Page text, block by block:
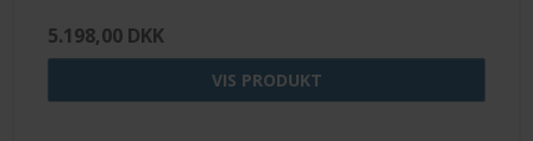
5.198,00 DKK
VIS PRODUKT